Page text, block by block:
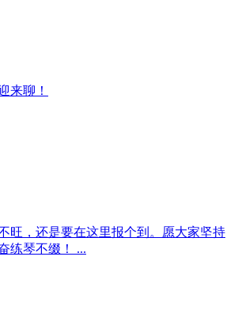
来聊！
旺，还是要在这里报个到。愿大家坚持
练琴不缀！ ...